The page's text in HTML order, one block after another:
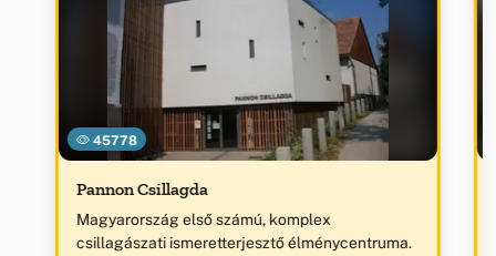
45778
Pannon Csillagda
Magyarország első számú, komplex
csillagászati ismeretterjesztő élménycentruma.